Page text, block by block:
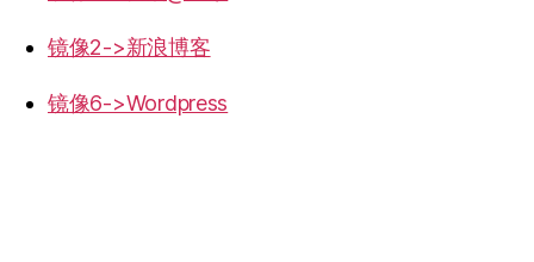
镜像2->新浪博客
镜像6->Wordpress